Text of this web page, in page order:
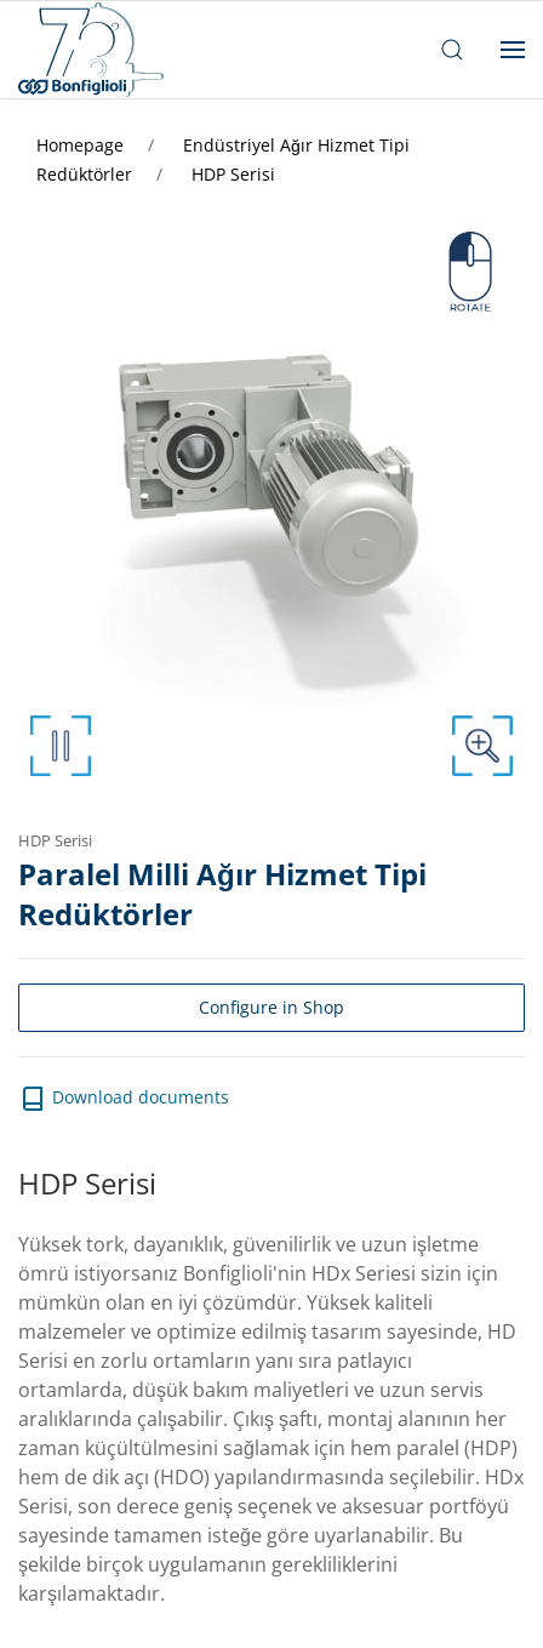
Homepage
Endüstriyel Ağır Hizmet Tipi
Redüktörler
HDP Serisi
HDP Serisi
Paralel Milli Ağır Hizmet Tipi
Redüktörler
Configure in Shop
Download documents
HDP Serisi
Yüksek tork, dayanıklık, güvenilirlik ve uzun işletme
ömrü istiyorsanız Bonfiglioli'nin HDx Seriesi sizin için
mümkün olan en iyi çözümdür. Yüksek kaliteli
malzemeler ve optimize edilmiş tasarım sayesinde, HD
Serisi en zorlu ortamların yanı sıra patlayıcı
ortamlarda, düşük bakım maliyetleri ve uzun servis
aralıklarında çalışabilir. Çıkış şaftı, montaj alanının her
zaman küçültülmesini sağlamak için hem paralel (HDP)
hem de dik açı (HDO) yapılandırmasında seçilebilir. HDx
Serisi, son derece geniş seçenek ve aksesuar portföyü
sayesinde tamamen isteğe göre uyarlanabilir. Bu
şekilde birçok uygulamanın gerekliliklerini
karşılamaktadır.